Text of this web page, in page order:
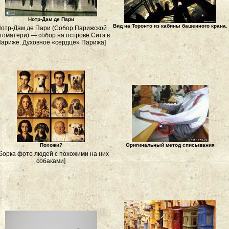
Нотр-Дам де Пари
Дам де Пари (Собор Парижской
— cобор на острове Ситэ в
Духовное «сердце» Парижа]
Вид на Торонто из кабины башенного крана.
Похожи?
фото людей с похожими на них
собаками]
Оригинальный метод списывания